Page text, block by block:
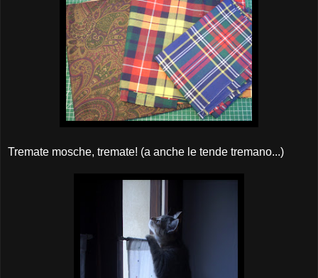
Tremate mosche, tremate! (a anche le tende tremano...)